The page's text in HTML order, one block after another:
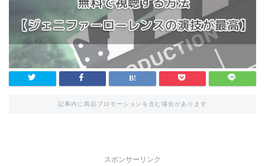
記事内に商品プロモーションを含む場合があります
スポンサーリンク